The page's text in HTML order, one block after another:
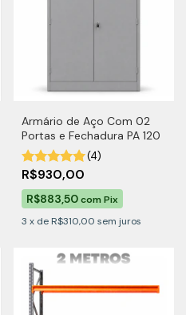
Armário de Aço Com 02
Portas e Fechadura PA 120
(4)
R$930,00
R$883,50com Pix
3 x de R$310,00 sem juros